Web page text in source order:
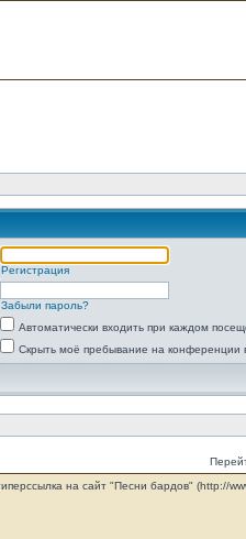
Регистрация
Забыли пароль?
Автоматически входить при каждом
Скрыть моё пребывание на конференции
на сайт "Песни бардов" (http://